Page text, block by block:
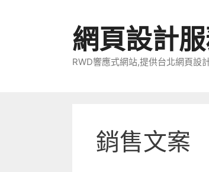
網頁設計
RWD響應式網站,提供台北網頁設
銷售文案